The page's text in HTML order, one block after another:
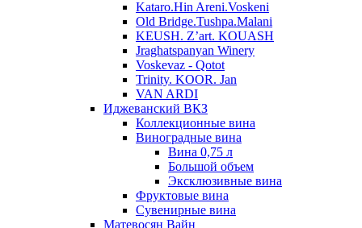
Kataro.Hin Areni.Voskeni
Old Bridge.Tushpa.Malani
KEUSH. Z’art. KOUASH
Jraghatspanyan Winery
Voskevaz - Qotot
Trinity. KOOR. Jan
VAN ARDI
Иджеванский ВКЗ
Коллекционные вина
Виноградные вина
Вина 0,75 л
Большой объем
Эксклюзивные вина
Фруктовые вина
Cувенирные вина
Матевосян Вайн